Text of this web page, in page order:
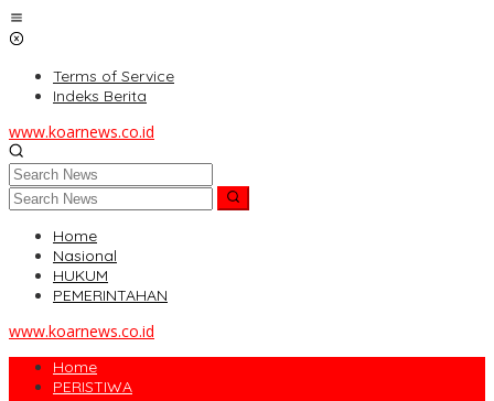
Skip
to
Terms of Service
Indeks Berita
www.koarnews.co.id
Home
Nasional
HUKUM
PEMERINTAHAN
www.koarnews.co.id
Home
PERISTIWA